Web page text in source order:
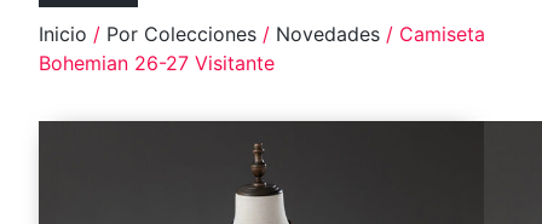
Inicio / Por Colecciones / Novedades / Camiseta
Bohemian 26-27 Visitante